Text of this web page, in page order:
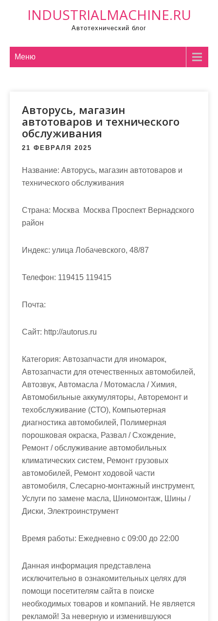
INDUSTRIALMACHINE.RU
Автотехнический блог
Меню
Авторусь, магазин
автотоваров и технического
обслуживания
21 ФЕВРАЛЯ 2025
Название: Авторусь, магазин автотоваров и
технического обслуживания
Страна: Москва Москва Проспект Вернадского
район
Индекс: улица Лобачевского, 48/87
Телефон: 119415 119415
Почта:
Cайт: http://autorus.ru
Категория: Автозапчасти для иномарок,
Автозапчасти для отечественных автомобилей,
Автозвук, Автомасла / Мотомасла / Химия,
Автомобильные аккумуляторы, Авторемонт и
техобслуживание (СТО), Компьютерная
диагностика автомобилей, Полимерная
порошковая окраска, Развал / Схождение,
Ремонт / обслуживание автомобильных
климатических систем, Ремонт грузовых
автомобилей, Ремонт ходовой части
автомобиля, Слесарно-монтажный инструмент,
Услуги по замене масла, Шиномонтаж, Шины /
Диски, Электроинструмент
Время работы: Ежедневно с 09:00 до 22:00
Данная информация представлена
исключительно в ознакомительных целях для
помощи посетителям сайта в поиске
необходимых товаров и компаний. Не является
рекламой! За неверную и изменившуюся